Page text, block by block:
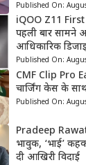
Published On:
iQOO Z11
पहली बार सामने
आधिकारिक
Published On:
CMF Clip Pro
चार्जिंग केस के
Published On:
Pradeep
भावुक, ‘भाई’
दी आखिरी विदाई